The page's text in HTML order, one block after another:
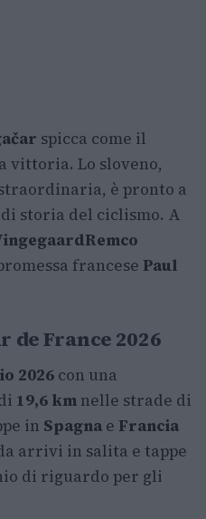
spicca come il
vittoria. Lo sloveno,
è pronto a
storia del ciclismo. A
Remco
francese Paul
de France 2026
2026 con una
19,6 km nelle strade di
in Spagna e Francia
arrivi in salita e tappe
di riguardo per gli